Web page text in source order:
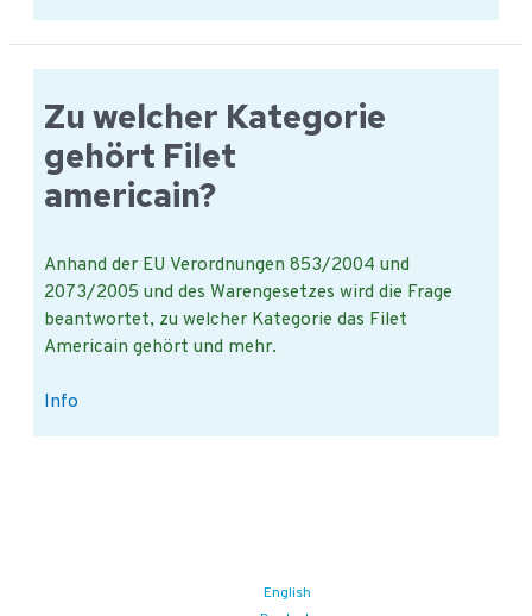
es
für
bei
der
Lagerung
?
Zu welcher Kategorie
gehört Filet
americain?
Anhand der EU Verordnungen 853/2004 und
2073/2005 und des Warengesetzes wird die Frage
beantwortet, zu welcher Kategorie das Filet
Americain gehört und mehr.
Zu
Info
English